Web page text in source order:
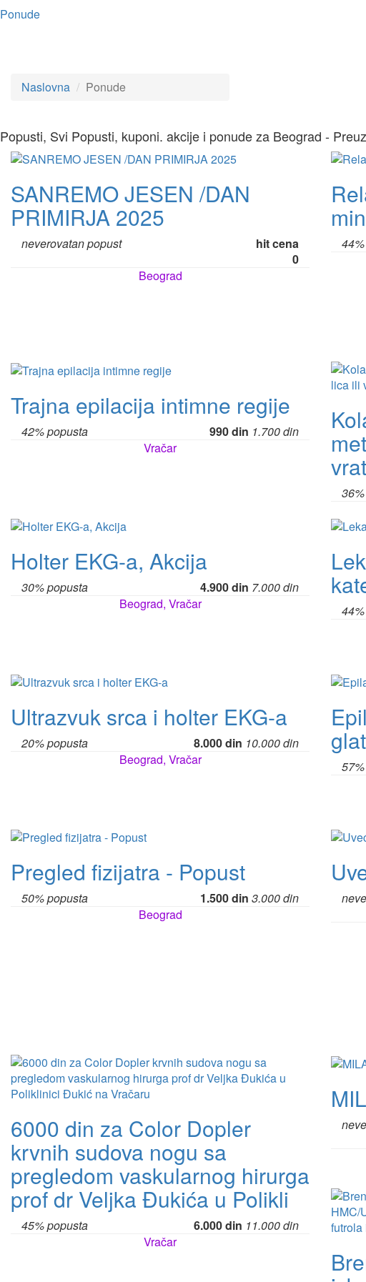
Ponude
Naslovna Ponude
Popusti, Svi Popusti, kuponi. akcije i ponude za Beograd -
SANREMO JESEN /DAN
PRIMIRJA 2025
neverovatan popust
hit cena
0
Beograd
Trajna epilacija intimne regije
42% popusta 990 din 1.700 din
Vračar
Holter EKG-a, Akcija
30% popusta 4.900 din 7.000 din
Beograd, Vračar
Ultrazvuk srca i holter EKG-a
20% popusta 8.000 din 10.000 din
Beograd, Vračar
Pregled fizijatra - Popust
50% popusta 1.500 din 3.000 din
Beograd
6000 din za Color Dopler
krvnih sudova nogu sa
pregledom vaskularnog hirurga
prof dr Veljka Đukića u Polikli
45% popusta 6.000 din 11.000 din
Vračar